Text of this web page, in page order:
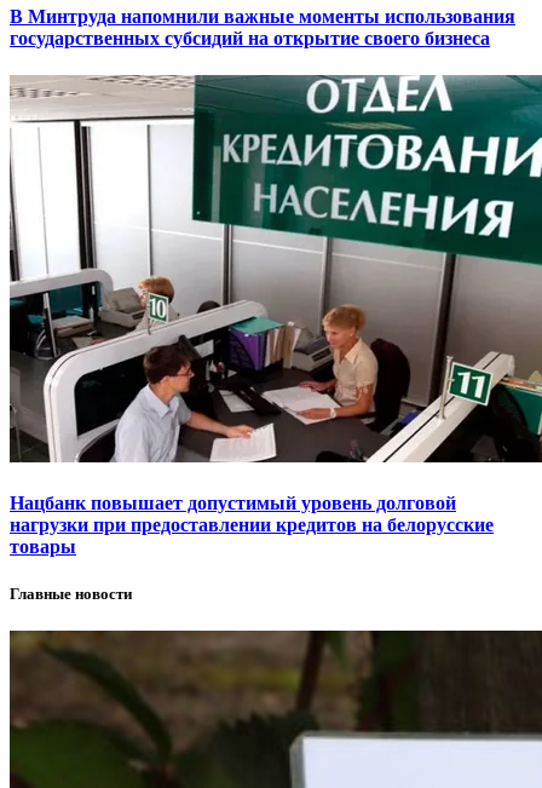
В Минтруда напомнили важные моменты использования
государственных субсидий на открытие своего бизнеса
Нацбанк повышает допустимый уровень долговой
нагрузки при предоставлении кредитов на белорусские
товары
Главные новости